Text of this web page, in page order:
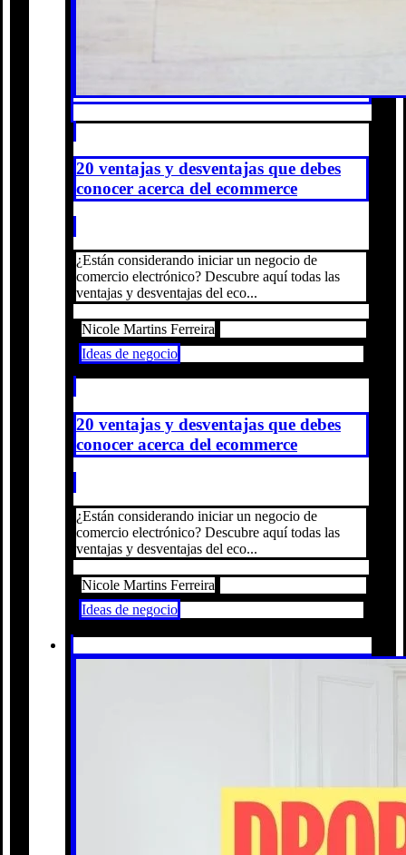
20 ventajas y desventajas que debes
conocer acerca del ecommerce
¿Están considerando iniciar un negocio de
comercio electrónico? Descubre aquí todas las
ventajas y desventajas del eco...
Nicole Martins Ferreira
Ideas de negocio
20 ventajas y desventajas que debes
conocer acerca del ecommerce
¿Están considerando iniciar un negocio de
comercio electrónico? Descubre aquí todas las
ventajas y desventajas del eco...
Nicole Martins Ferreira
Ideas de negocio